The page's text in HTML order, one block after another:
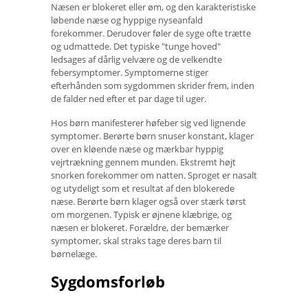
Næsen er blokeret eller øm, og den karakteristiske
løbende næse og hyppige nyseanfald
forekommer. Derudover føler de syge ofte trætte
og udmattede. Det typiske "tunge hoved"
ledsages af dårlig velvære og de velkendte
febersymptomer. Symptomerne stiger
efterhånden som sygdommen skrider frem, inden
de falder ned efter et par dage til uger.
Hos børn manifesterer høfeber sig ved lignende
symptomer. Berørte børn snuser konstant, klager
over en kløende næse og mærkbar hyppig
vejrtrækning gennem munden. Ekstremt højt
snorken forekommer om natten. Sproget er nasalt
og utydeligt som et resultat af den blokerede
næse. Berørte børn klager også over stærk tørst
om morgenen. Typisk er øjnene klæbrige, og
næsen er blokeret. Forældre, der bemærker
symptomer, skal straks tage deres barn til
børnelæge.
Sygdomsforløb